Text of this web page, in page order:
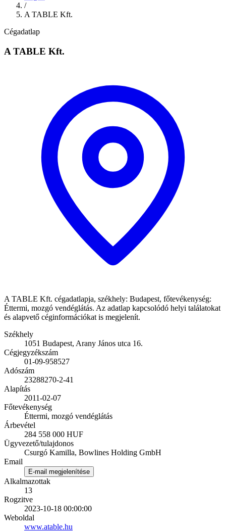
/
A TABLE Kft.
Cégadatlap
A TABLE Kft.
A TABLE Kft. cégadatlapja, székhely: Budapest, főtevékenység:
Éttermi, mozgó vendéglátás. Az adatlap kapcsolódó helyi találatokat
és alapvető céginformációkat is megjelenít.
Székhely
1051 Budapest, Arany János utca 16.
Cégjegyzékszám
01-09-958527
Adószám
23288270-2-41
Alapítás
2011-02-07
Főtevékenység
Éttermi, mozgó vendéglátás
Árbevétel
284 558 000 HUF
Ügyvezető/tulajdonos
Csurgó Kamilla, Bowlines Holding GmbH
Email
E-mail megjelenítése
Alkalmazottak
13
Rogzitve
2023-10-18 00:00:00
Weboldal
www.atable.hu